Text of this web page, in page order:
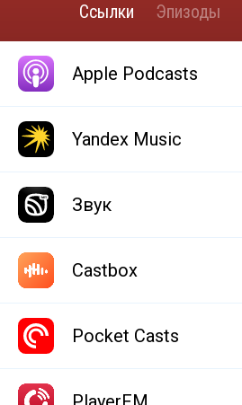
Ссылки Эпизоды
Apple Podcasts
Yandex Music
Звук
Castbox
Pocket Casts